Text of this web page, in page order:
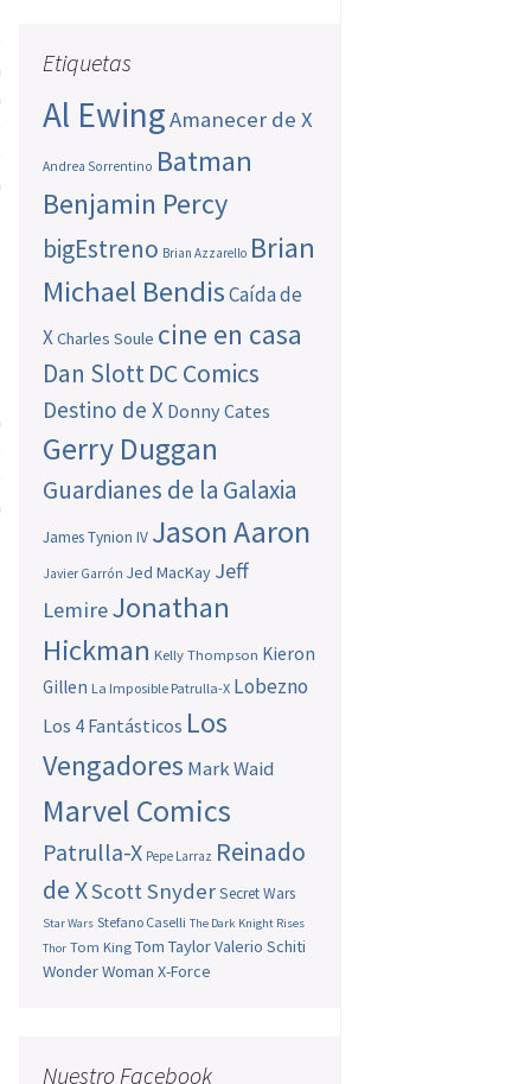
Etiquetas
Al EwingAmanecer de X
Andrea Sorrentino Batman
Benjamin Percy
bigEstreno Brian Azzarello Brian
Michael BendisCaída de
XCharles Soule cine en casa
Dan SlottDC Comics
Destino de X Donny Cates
Gerry Duggan
Guardianes de la Galaxia
James Tynion IV Jason Aaron
Javier Garrón Jed MacKay Jeff
LemireJonathan
Hickman Kelly Thompson Kieron
Gillen La Imposible Patrulla-X Lobezno
Los 4 Fantásticos Los
Vengadores Mark Waid
Marvel Comics
Patrulla-X Pepe Larraz Reinado
de XScott SnyderSecret Wars
Star Wars Stefano Caselli The Dark Knight Rises
Thor Tom King Tom TaylorValerio Schiti
Wonder Woman X-Force
Nuestro Facebook